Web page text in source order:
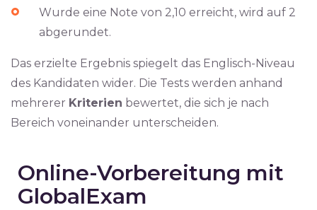
Wurde eine Note von 2,10 erreicht, wird auf 2
abgerundet.
Das erzielte Ergebnis spiegelt das Englisch-Niveau
des Kandidaten wider. Die Tests werden anhand
mehrerer Kriterien bewertet, die sich je nach
Bereich voneinander unterscheiden.
Online-Vorbereitung mit
GlobalExam